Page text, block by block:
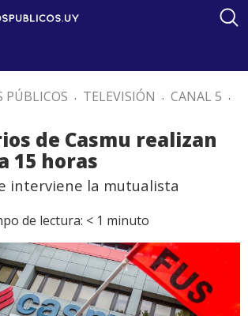
PÚBLICOS . TELEVISIÓN . CANAL 5 .
de Casmu realizan
15 horas
interviene la mutualista
de lectura: < 1 minuto